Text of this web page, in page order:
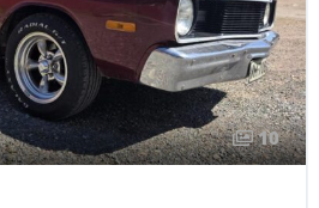
10